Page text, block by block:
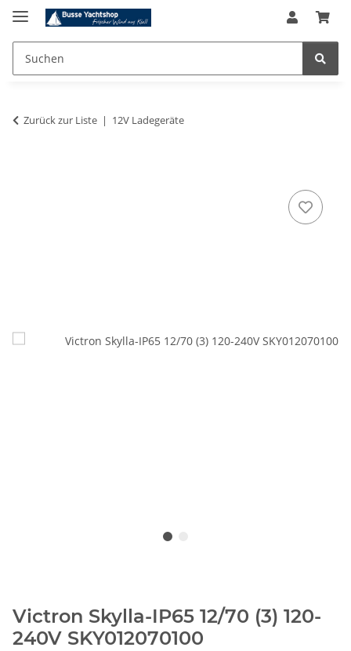
Zurück zur Liste 12V Ladegeräte
Victron Skylla-IP65 12/70 (3) 120-
240V SKY012070100